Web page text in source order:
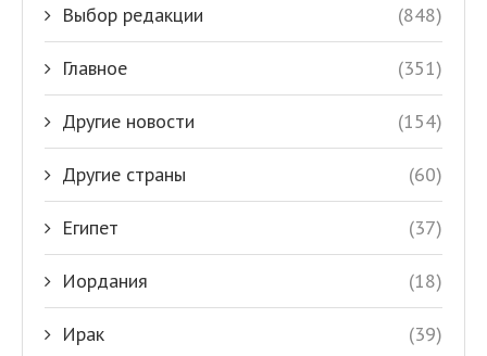
Выбор редакции (848)
Главное (351)
Другие новости (154)
Другие страны (60)
Египет (37)
Иордания (18)
Ирак (39)